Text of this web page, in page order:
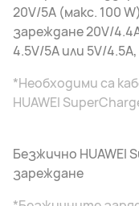
20V/5A (макс. 100
зареждане 20V/
4.5V/5A или 5V/
*Необходими са
HUAWEI
Безжично HUAWEI
зареждане